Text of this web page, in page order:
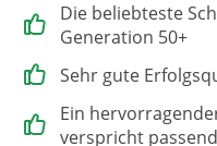
Die beliebteste
Generation 50+
Sehr gute
Ein
verspricht